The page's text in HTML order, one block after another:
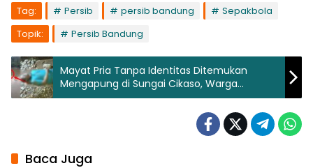
Tag: Persib persib bandung
Sepakbola
Topik:
Persib Bandung
Mayat Pria Tanpa Identitas Ditemukan
Mengapung di Sungai Cikaso, Warga
Purabaya Heboh
Baca Juga